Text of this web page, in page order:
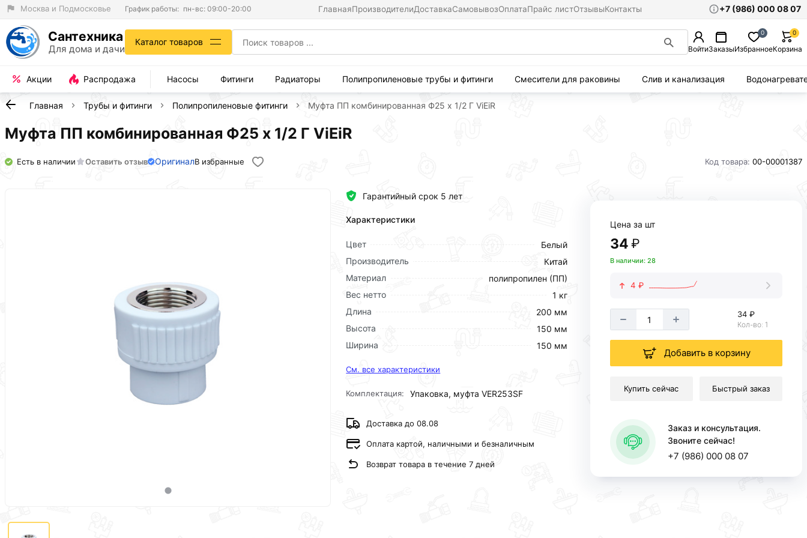
Москва и Подмосковье График работы: пн-вс: 09:00-20:00 ГлавнаяПроизводителиДоставкаСамовывозОплатаПрайс листОтзывыКонтакты +7 (986) 000 08 07
Сантехника
Для дома и дачи
Каталог товаров
ВойтиЗаказыИзбранное
0
Корзина
0
Акции Распродажа Насосы Фитинги Радиаторы Полипропиленовые трубы и фитинги Смесители для раковины Слив и канализация
Главная Трубы и фитинги Полипропиленовые фитинги Муфта ПП комбинированная Ф25 х 1/2 Г ViEiR
Муфта ПП комбинированная Ф25 х 1/2 Г ViEiR
Есть в наличии Оставить отзыв ОригиналВ избранные Код товара: 00-00001387
Гарантийный срок 5 лет
Характеристики
Цвет
Белый
Производитель
Китай
Материал
полипропилен (ПП)
Вес нетто
1 кг
Длина
200 мм
Высота
150 мм
Ширина
150 мм
См. все характеристики
Комплектация: Упаковка, муфта VER253SF
Доставка до 08.08
Оплата картой, наличными и безналичным
Возврат товара в течение 7 дней
Цена за шт
34 ₽
В наличии: 28
4 ₽
34 ₽
Кол-во: 1
Добавить в корзину
Купить сейчас Быстрый заказ
Заказ и консультация.
Звоните сейчас!
+7 (986) 000 08 07